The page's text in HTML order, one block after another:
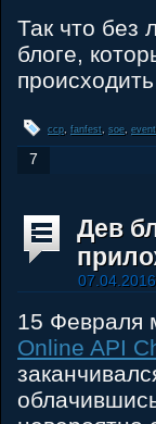
Так что без
блоге,
ccp, fanfest, soe,
7
Дев
15 Февраля
Online API